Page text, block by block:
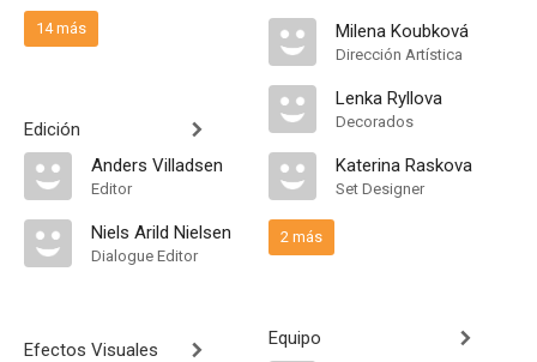
14 más
Edición
Anders Villadsen
Editor
Niels Arild Nielsen
Dialogue Editor
Efectos Visuales
Milena Koubková
Dirección Artística
Lenka Ryllova
Decorados
Katerina Raskova
Set Designer
2 más
Equipo